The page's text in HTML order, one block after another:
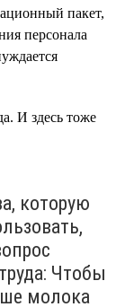
пакет,
персонала
И здесь тоже
которую
Чтобы
молока